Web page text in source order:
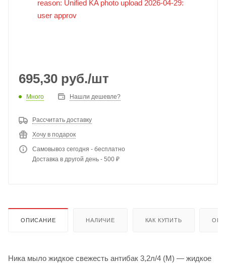
695,30 руб./шт
Много Нашли дешевле?
Рассчитать доставку
Хочу в подарок
Самовывоз сегодня - бесплатно
Доставка в другой день - 500 ₽
ОПИСАНИЕ НАЛИЧИЕ КАК КУПИТЬ
Ника мыло жидкое свежесть антибак 3,2л/4 (М) — жидкое